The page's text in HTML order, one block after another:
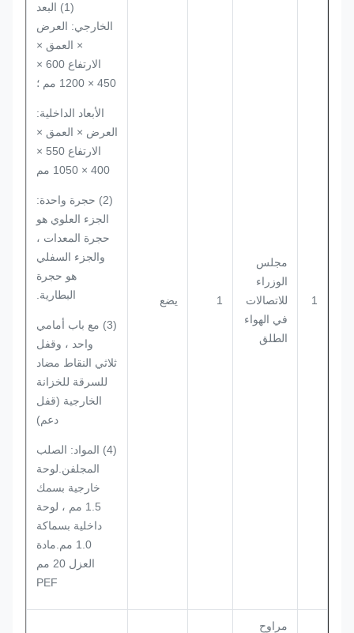
1
مجلس
الوزراء
للاتصالات
في الهواء
الطلق
1 يضع
(1) البعد
الخارجي: العرض
× العمق ×
الارتفاع 600 ×
450 × 1200 مم ؛
الأبعاد الداخلية:
العرض × العمق ×
الارتفاع 550 ×
400 × 1050 مم
(2) حجرة واحدة:
الجزء العلوي هو
حجرة المعدات ،
والجزء السفلي
هو حجرة
البطارية.
(3) مع باب أمامي
واحد ، وقفل
ثلاثي النقاط مضاد
للسرقة للخزانة
الخارجية (قفل
دعم)
(4) المواد: الصلب
المجلفن.لوحة
خارجية بسمك
1.5 مم ، لوحة
داخلية بسماكة
1.0 مم.مادة
العزل 20 مم
PEF
مراوح